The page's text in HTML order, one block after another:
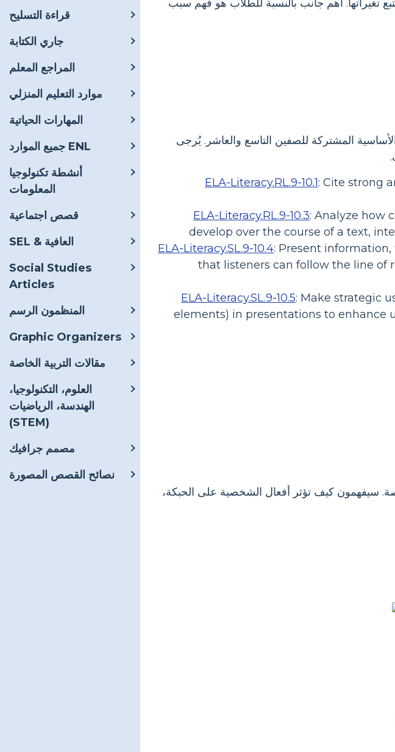
قراءة التسليح
جاري الكتابة
المراجع المعلم
موارد التعليم المنزلي
المهارات الحياتية
جميع الموارد ENL
أنشطة تكنولوجيا
المعلومات
قصص اجتماعية
SEL & العافية
Social Studies
Articles
المنظمون الرسم
Graphic Organizers
مقالات التربية الخاصة
العلوم، التكنولوجيا،
الهندسة، الرياضيات
(STEM)
مصمم جرافيك
نصائح القصص المصورة
تغيراتها. أهم جانب بالنسبة للطلاب هو فهم سبب
المشتركة للصفين التاسع والعاشر. يُرجى
ELA-Literacy.RL.9-10.1: Cite strong
ELA-Literacy.RL.9-10.3: Analyze how
develop over the course of a text,
ELA-Literacy.SL.9-10.4: Present information,
that listeners can follow the line of
ELA-Literacy.SL.9-10.5: Make strategic
elements) in presentations to enhance
سيفهمون كيف تؤثر أفعال الشخصية على الحبكة،